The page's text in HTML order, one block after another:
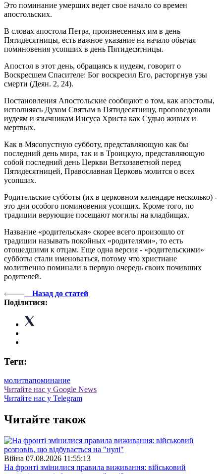
Это поминание умерших ведет свое начало со времен
апостольских.
В словах апостола Петра, произнесенных им в день
Пятидесятницы, есть важное указание на начало обычая
поминовения усопших в день Пятидесятницы.
Апостол в этот день, обращаясь к иудеям, говорит о
Воскресшем Спасителе: Бог воскресил Его, расторгнув узы
смерти (Деян. 2, 24).
Постановления Апостольские сообщают о том, как апостолы,
исполняясь Духом Святым в Пятидесятницу, проповедовали
иудеям и язычникам Иисуса Христа как Судью живых и
мертвых.
Как в Мясопустную субботу, представляющую как бы
последний день мира, так и в Троицкую, представляющую
собой последний день Церкви Ветхозаветной перед
Пятидесятницей, Православная Церковь молится о всех
усопших.
Родительские субботы (их в церковном календаре несколько) -
это дни особого поминовения усопших. Кроме того, по
традиции верующие посещают могилы на кладбищах.
Название «родительская» скорее всего произошло от
традиции называть покойных «родителями», то есть
отошедшими к отцам. Еще одна версия - «родительскими»
субботы стали именоваться, потому что христиане
молитвенно поминали в первую очередь своих почивших
родителей.
Назад до статей
Поділитися:
Теги:
молитвапоминание
Читайте нас у Google News
Читайте нас у Telegram
Читайте також
Війна 07.08.2026 11:55:13
На фронті змінилися правила виживання: військовий